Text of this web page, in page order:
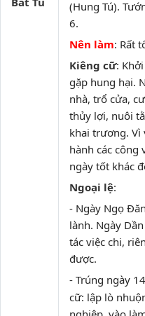
(Hung Tú).
6.
Nên làm: Rất
Kiêng cữ:
gặp hung hại.
nhà, trổ cửa,
thủy lợi, nuôi
khai trương. Vì
hành các công
ngày tốt khác
Ngoại lệ:
- Ngày Ngọ
lành. Ngày
tác việc chi,
được.
- Trúng ngày
cữ: lập lò